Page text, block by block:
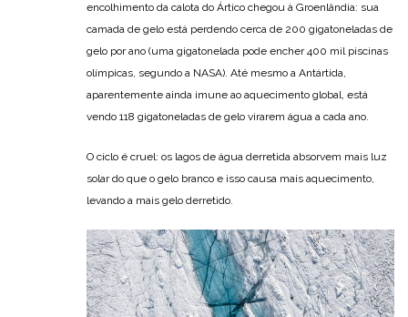
encolhimento da calota do Ártico chegou à Groenlândia: sua
camada de gelo está perdendo cerca de 200 gigatoneladas de
gelo por ano (uma gigatonelada pode encher 400 mil piscinas
olímpicas, segundo a NASA). Até mesmo a Antártida,
aparentemente ainda imune ao aquecimento global, está
vendo 118 gigatoneladas de gelo virarem água a cada ano.
O ciclo é cruel: os lagos de água derretida absorvem mais luz
solar do que o gelo branco e isso causa mais aquecimento,
levando a mais gelo derretido.